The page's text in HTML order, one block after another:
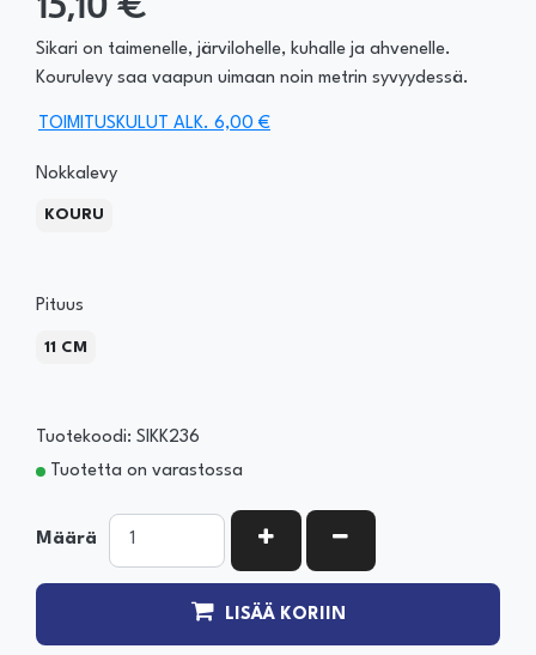
Sikari on taimenelle, järvilohelle, kuhalle ja ahvenelle.
Kourulevy saa vaapun uimaan noin metrin syvyydessä.
TOIMITUSKULUT ALK. 6,00 €
Nokkalevy
KOURU
Pituus
11 CM
Tuotekoodi: SIKK236
Tuotetta on varastossa
Määrä KASVATA MÄÄRÄÄ
VÄHENNÄ MÄÄRÄÄ
LISÄÄ KORIIN